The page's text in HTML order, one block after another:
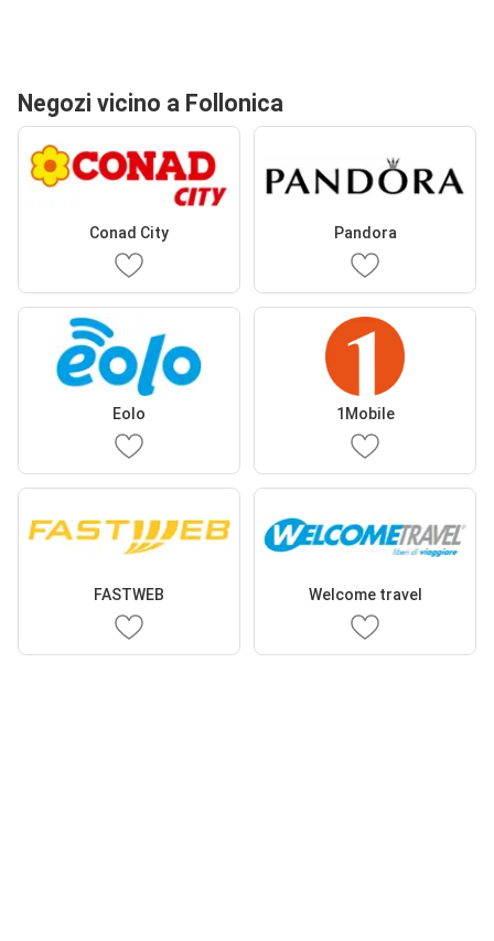
Negozi vicino a Follonica
Conad City Pandora
Eolo 1Mobile
FASTWEB Welcome travel